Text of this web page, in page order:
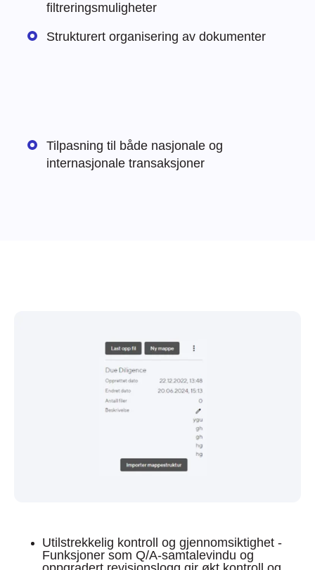
filtreringsmuligheter
Strukturert organisering av dokumenter
Tilpasning til både nasjonale og
internasjonale transaksjoner
Utilstrekkelig kontroll og gjennomsiktighet -
Funksjoner som Q/A-samtalevindu og